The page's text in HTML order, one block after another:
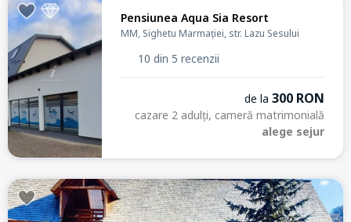
Pensiunea Aqua Sia Resort
MM, Sighetu Marmației, str. Lazu Sesului
10 din 5 recenzii
de la 300 RON
cazare 2 adulți, cameră matrimonială
alege sejur